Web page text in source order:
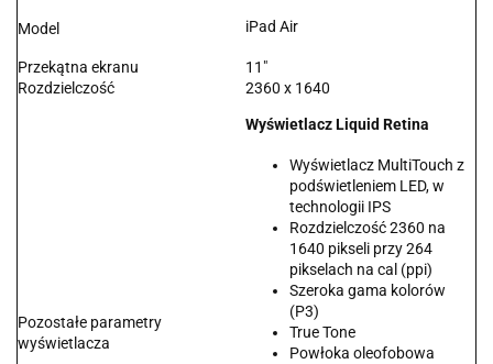
Model iPad Air
Przekątna ekranu
11"
Rozdzielczość
2360 x 1640
Pozostałe parametry
wyświetlacza
Wyświetlacz Liquid Retina
Wyświetlacz MultiTouch z
podświetleniem LED, w
technologii IPS
Rozdzielczość 2360 na
1640 pikseli przy 264
pikselach na cal (ppi)
Szeroka gama kolorów
(P3)
True Tone
Powłoka oleofobowa